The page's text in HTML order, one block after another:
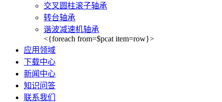
交叉圆柱滚子轴承
转台轴承
谐波减速机轴承
<{foreach from=$pcat item=row}>
应用领域
下载中心
新闻中心
知识问答
联系我们